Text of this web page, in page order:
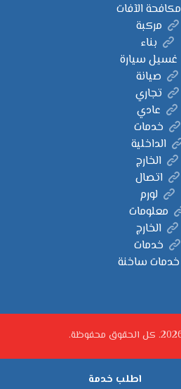
مكافحة الآفات
مركبة
بناء
غسيل سيارة
صيانة
تجاري
عادي
خدمات
الداخلية
الخارج
اتصال
لورم
معلومات
الخارج
خدمات
خدمات ساخنة
اطلب خدمة